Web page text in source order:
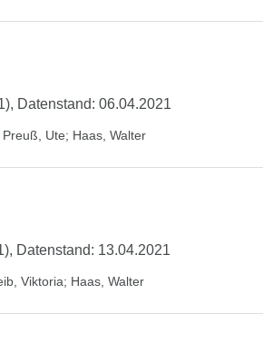
Datenstand: 06.04.2021
Preuß, Ute; Haas, Walter
Datenstand: 13.04.2021
Viktoria; Haas, Walter